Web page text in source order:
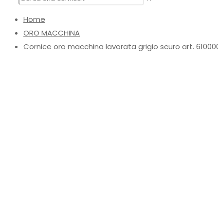
Home
ORO MACCHINA
Cornice oro macchina lavorata grigio scuro art.